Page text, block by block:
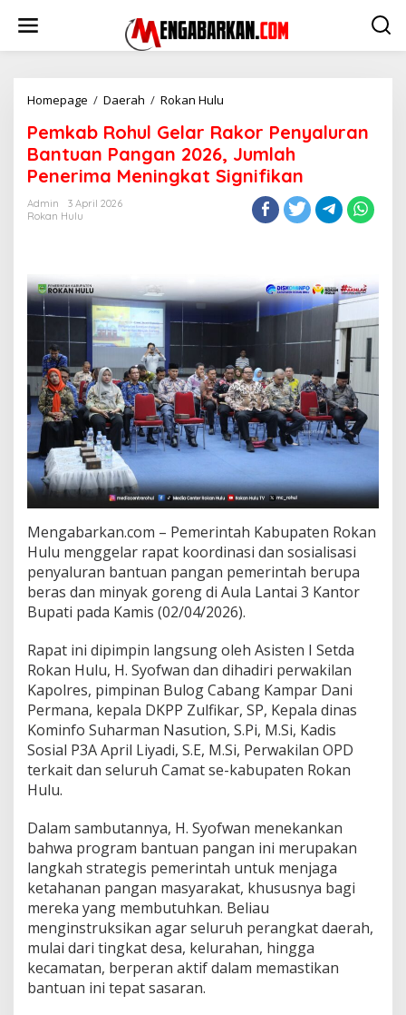
Homepage / Daerah / Rokan Hulu
Gelar
Rakor
Penyaluran
Bantuan
Pangan
Pemkab Rohul Gelar Rakor Penyaluran
Bantuan Pangan 2026, Jumlah
Penerima Meningkat Signifikan
Admin
3 April 2026
Rokan Hulu
Mengabarkan.com – Pemerintah Kabupaten Rokan
Hulu menggelar rapat koordinasi dan sosialisasi
penyaluran bantuan pangan pemerintah berupa
beras dan minyak goreng di Aula Lantai 3 Kantor
Bupati pada Kamis (02/04/2026).
Rapat ini dipimpin langsung oleh Asisten I Setda
Rokan Hulu, H. Syofwan dan dihadiri perwakilan
Kapolres, pimpinan Bulog Cabang Kampar Dani
Permana, kepala DKPP Zulfikar, SP, Kepala dinas
Kominfo Suharman Nasution, S.Pi, M.Si, Kadis
Sosial P3A April Liyadi, S.E, M.Si, Perwakilan OPD
terkait dan seluruh Camat se-kabupaten Rokan
Hulu.
Dalam sambutannya, H. Syofwan menekankan
bahwa program bantuan pangan ini merupakan
langkah strategis pemerintah untuk menjaga
ketahanan pangan masyarakat, khususnya bagi
mereka yang membutuhkan. Beliau
menginstruksikan agar seluruh perangkat daerah,
mulai dari tingkat desa, kelurahan, hingga
kecamatan, berperan aktif dalam memastikan
bantuan ini tepat sasaran.